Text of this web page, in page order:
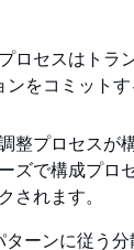
ロセスはトラ
ンをコミット
整プロセスが
ズで構成プロ
されます。
ーンに従う